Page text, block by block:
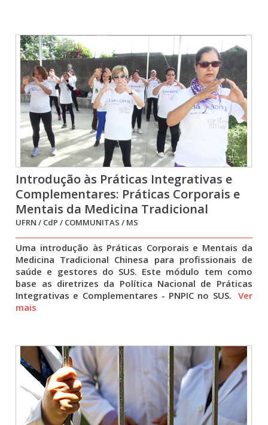
Introdução às Práticas Integrativas e
Complementares: Práticas Corporais e
Mentais da Medicina Tradicional
Chinesa
UFRN / CdP / COMMUNITAS / MS
Uma introdução às Práticas Corporais e Mentais da
Medicina Tradicional Chinesa para profissionais de
saúde e gestores do SUS. Este módulo tem como
base as diretrizes da Política Nacional de Práticas
Integrativas e Complementares - PNPIC no SUS. Ver
mais